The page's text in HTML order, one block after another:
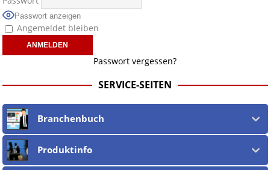
Wir sindnicht verantwortlich für die Offenlegung persönlicher
Daten beteiligter jur. wie phys. Personen
Webseiten, sowie in den URLs und deren Linktext.
Ebenso teilen wir nicht zwingend deren Ansichten, sondern machen die
Unschuldsvermutungfür alle jur. wie phys. Personen und alle
Vorwürfe gegen jene geltend. Dies gilt insbesondere für die eigene
Berichterstattung, welche nach demöst. Mediengesetz
wir als Nicht-Juristen dieses verstehen.
Wir stehen nicht in (ge)werblichen Zusammenhang mit uo. zu den
Betreibern der verlinkten Webseiten.
Etwaige Empfehlungen in diesem Bericht sind
keine Rechtsberatung!
Der Begriff "Abmahnanwalt" bezeichnet Juristen, welche überwiegend
u.o. ausschließlich von (meist ungerechtfertigten, überzogenen,
rechtlich fragwürdigen) Abmahnungen leben und soll keine
Passwort anzeigen
Angemeldet bleiben
Passwort vergessen?
SERVICE-SEITEN
Branchenbuch
Produktinfo